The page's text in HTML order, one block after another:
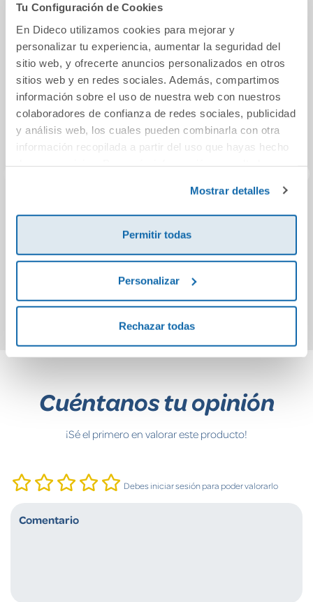
Tu Configuración de Cookies
En Dideco utilizamos cookies para mejorar y
personalizar tu experiencia, aumentar la seguridad del
sitio web, y ofrecerte anuncios personalizados en otros
sitios web y en redes sociales. Además, compartimos
información sobre el uso de nuestra web con nuestros
colaboradores de confianza de redes sociales, publicidad
y análisis web, los cuales pueden combinarla con otra
información recopilada a partir del uso que hayas hecho
Mostrar detalles
Permitir todas
Personalizar
Rechazar todas
También podría gustarte...
Cuando el río se
22,00€
Comprar
99 tomates y 1
2,90€
Comprar
Cuéntanos tu opinión
¡Sé el primero en valorar este producto!
Debes iniciar sesión para poder valorarlo